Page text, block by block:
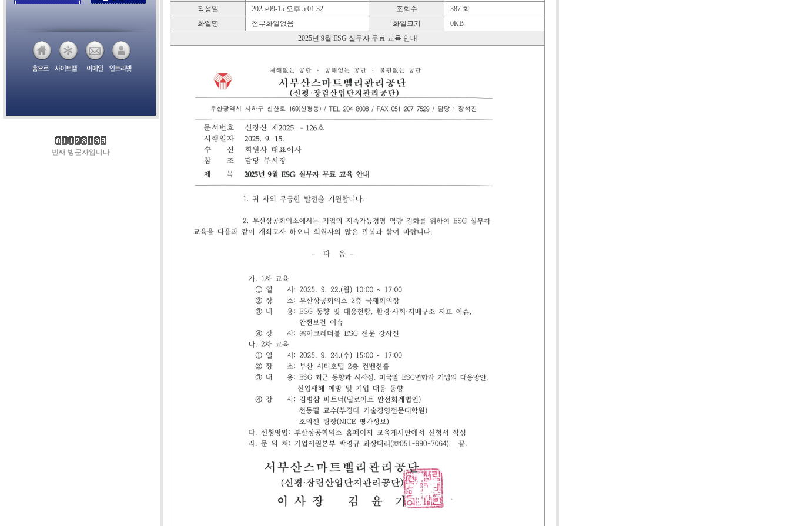
번째 방문자입니다
작성일 2025-09-15 오후 5:01:32 조회수
387 회
화일명
첨부화일없음 화일크기
0KB
2025년 9월 ESG 실무자 무료 교육 안내